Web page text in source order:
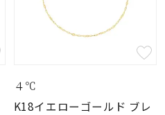
４℃
K18イエローゴールド ブレ